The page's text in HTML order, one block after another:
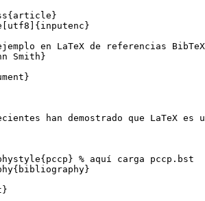
{ article }
utf8 ]{ inputenc }
en LaTeX de referencias
Smith}
}
han demostrado que LaTeX
{pccp} % aquí carga pccp.bst
{bibliography}
}